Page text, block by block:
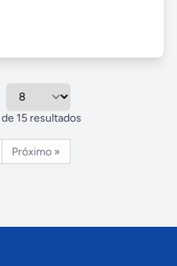
de 15 resultados
Próximo »